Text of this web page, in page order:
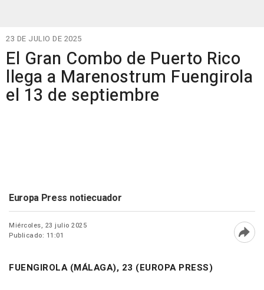
23 DE JULIO DE 2025
El Gran Combo de Puerto Rico
llega a Marenostrum Fuengirola
el 13 de septiembre
Europa Press notiecuador
Miércoles, 23 julio 2025
Publicado: 11:01
FUENGIROLA (MÁLAGA), 23 (EUROPA PRESS)